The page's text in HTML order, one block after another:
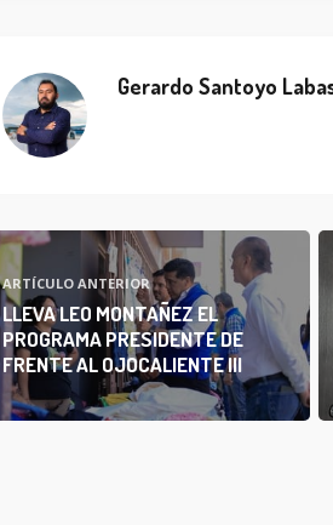
Gerardo Santoyo
ARTÍCULO ANTERIOR
LLEVA LEO MONTAÑEZ EL
PROGRAMA PRESIDENTE DE
FRENTE AL OJOCALIENTE III